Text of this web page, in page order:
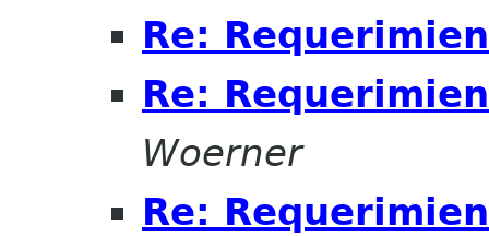
Re:
Re:
Woerner
Re: